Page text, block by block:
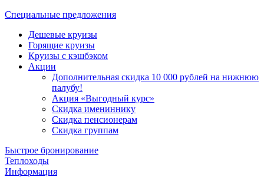
Специальные предложения
Дешевые круизы
Горящие круизы
Круизы с кэшбэком
Акции
Дополнительная скидка 10 000 рублей на нижнюю
палубу!
Акция «Выгодный курс»
Скидка имениннику
Скидка пенсионерам
Скидка группам
Быстрое бронирование
Теплоходы
Информация